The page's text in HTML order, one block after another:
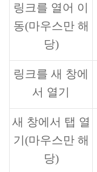
링크를 열어 이
동(마우스만 해
당)
링크를 새 창에
서 열기
새 창에서 탭 열
기(마우스만 해
당)